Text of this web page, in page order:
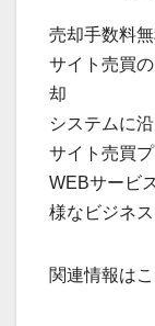
売却手数料
サイト売買
却
システムに
サイト売買
WEBサービ
様なビジネス
関連情報は